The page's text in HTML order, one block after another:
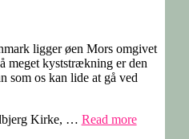
ligger øen Mors omgivet
meget kyststrækning er den
som os kan lide at gå ved
Kirke, … Read more